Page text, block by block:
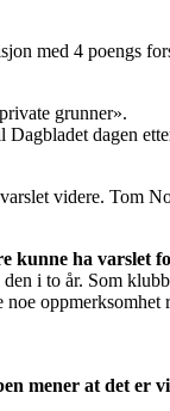
med 4 poengs
grunner».
dagen
videre. Tom
kunne ha
i to år. Som
mener at det